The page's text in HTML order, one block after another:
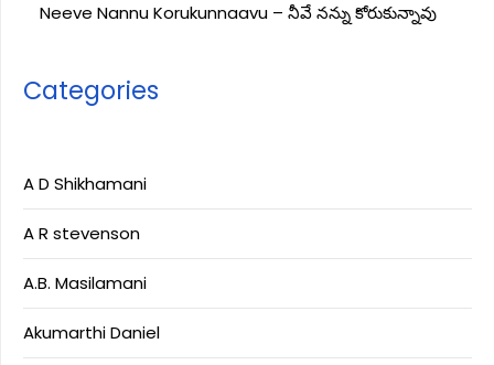
Neeve Nannu Korukunnaavu – నీవే నన్ను కోరుకున్నావు
Categories
A D Shikhamani
A R stevenson
A.B. Masilamani
Akumarthi Daniel